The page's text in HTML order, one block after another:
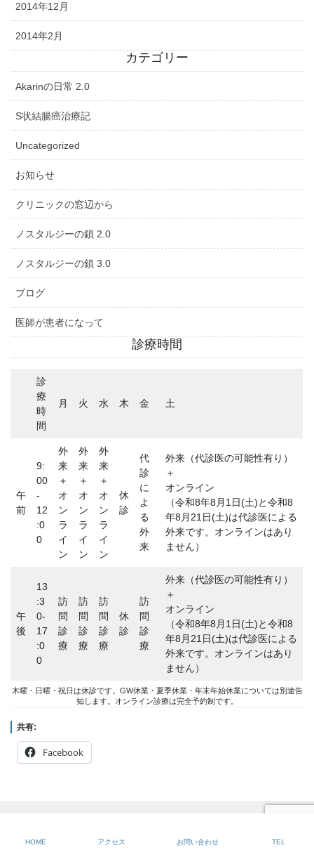
2014年12月
2014年2月
カテゴリー
Akarinの日常 2.0
S状結腸癌治療記
Uncategorized
お知らせ
クリニックの窓辺から
ノスタルジーの鎖 2.0
ノスタルジーの鎖 3.0
ブログ
医師が患者になって
診療時間
診
療
時
間
月 火 水 木 金 土
午
前
9:
00
-
12
:0
0
外
来
＋
オ
ン
ラ
イ
ン
外
来
＋
オ
ン
ラ
イ
ン
外
来
＋
オ
ン
ラ
イ
ン
休
診
代
診
に
よ
る
外
来
外来（代診医の可能性有り）
＋
オンライン
（令和8年8月1日(土)と令和8
年8月21日(土)は代診医による
外来です。オンラインはあり
ません）
午
後
13
:3
0-
17
:0
0
訪
問
診
療
訪
問
診
療
訪
問
診
療
休
診
訪
問
診
療
外来（代診医の可能性有り）
＋
オンライン
（令和8年8月1日(土)と令和8
年8月21日(土)は代診医による
外来です。オンラインはあり
ません）
木曜・日曜・祝日は休診です。GW休業・夏季休業・年末年始休業については別途告
知します。オンライン診療は完全予約制です。
共有:
Facebook
HOME アクセス お問い合わせ TEL